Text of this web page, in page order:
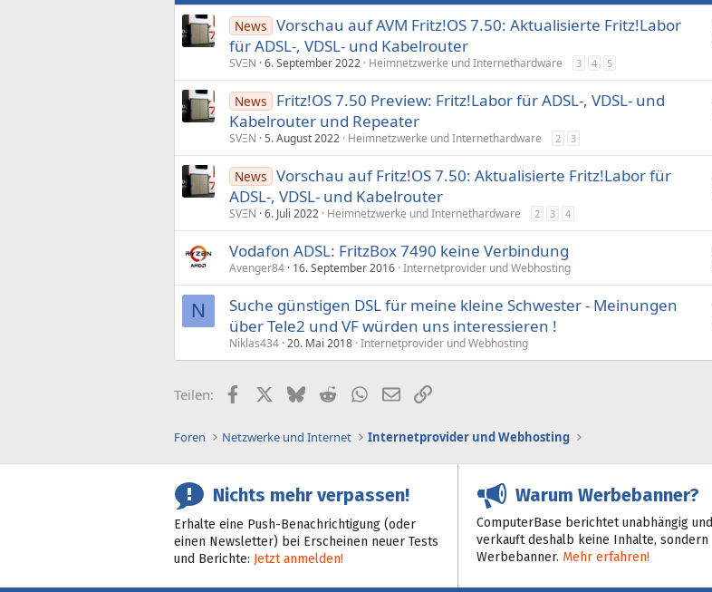
News Vorschau auf AVM Fritz!OS 7.50: Aktualisierte Fritz!Labor
für ADSL-, VDSL- und Kabelrouter
SVΞN 6. September 2022 Heimnetzwerke und Internethardware 3 4 5
News
Fritz!OS 7.50 Preview: Fritz!Labor für ADSL-, VDSL- und
Kabelrouter und Repeater
SVΞN 5. August 2022 Heimnetzwerke und Internethardware 2 3
News Vorschau auf Fritz!OS 7.50: Aktualisierte Fritz!Labor für
ADSL-, VDSL- und Kabelrouter
SVΞN 6. Juli 2022 Heimnetzwerke und Internethardware 2 3 4
Vodafon ADSL: FritzBox 7490 keine Verbindung
Avenger84 16. September 2016 Internetprovider und Webhosting
N
Suche günstigen DSL für meine kleine Schwester - Meinungen
über Tele2 und VF würden uns interessieren !
Niklas434 20. Mai 2018 Internetprovider und Webhosting
Teilen: FacebookX (Twitter)
BlueskyRedditWhatsApp
E-MailLink
Foren Netzwerke und Internet Internetprovider und Webhosting
Nichts mehr verpassen!
Erhalte eine Push-Benachrichtigung (oder
einen Newsletter) bei Erscheinen neuer Tests
und Berichte: Jetzt anmelden!
Warum Werbebanner?
ComputerBase berichtet unabhängig und
verkauft deshalb keine Inhalte, sondern
Werbebanner. Mehr erfahren!